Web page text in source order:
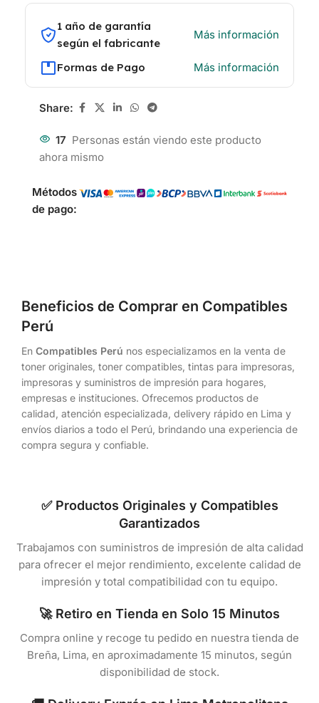
1 año de garantía
según el fabricante
Más información
Formas de Pago Más información
Share:
17 Personas están viendo este producto
ahora mismo
Métodos
de pago:
Beneficios de Comprar en Compatibles
Perú
En Compatibles Perú nos especializamos en la venta de
toner originales, toner compatibles, tintas para impresoras,
impresoras y suministros de impresión para hogares,
empresas e instituciones. Ofrecemos productos de
calidad, atención especializada, delivery rápido en Lima y
envíos diarios a todo el Perú, brindando una experiencia de
compra segura y confiable.
✅ Productos Originales y Compatibles
Garantizados
Trabajamos con suministros de impresión de alta calidad
para ofrecer el mejor rendimiento, excelente calidad de
impresión y total compatibilidad con tu equipo.
🚀 Retiro en Tienda en Solo 15 Minutos
Compra online y recoge tu pedido en nuestra tienda de
Breña, Lima, en aproximadamente 15 minutos, según
disponibilidad de stock.